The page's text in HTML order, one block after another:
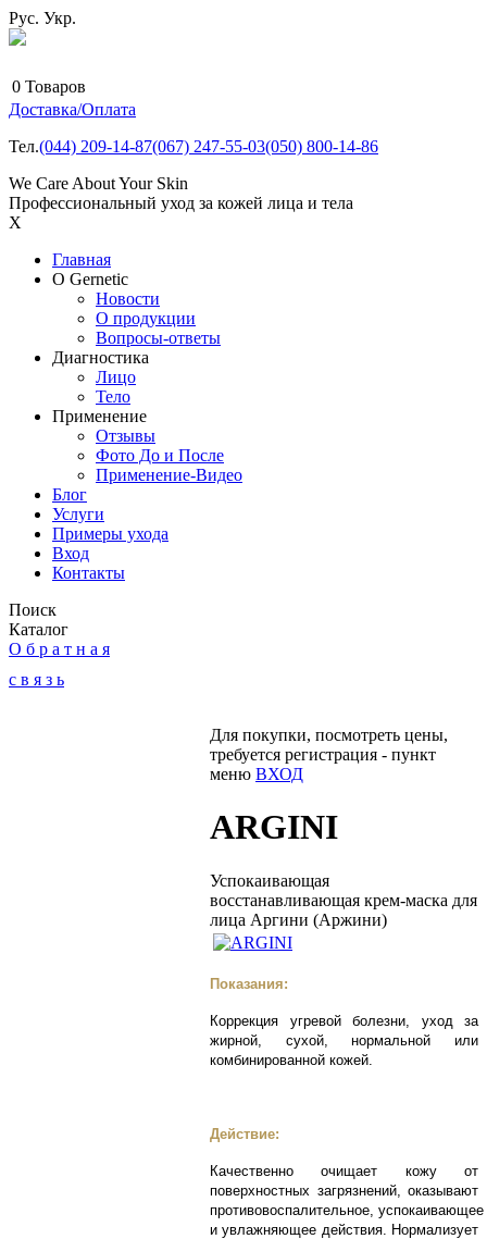
Рус. Укр.
0 Товаров
Доставка/Оплата
Тел.(044) 209-14-87(067) 247-55-03(050) 800-14-86
We Care About Your Skin
Профессиональный уход за кожей лица и тела
X
Главная
О Gernetic
Новости
О продукции
Вопросы-ответы
Диагностика
Лицо
Тело
Применение
Отзывы
Фото До и После
Применение-Видео
Блог
Услуги
Примеры ухода
Вход
Контакты
Поиск
Каталог
О б р а т н а я
с в я з ь
Для покупки, посмотреть цены,
требуется регистрация - пункт
меню ВХОД
ARGINI
Успокаивающая
восстанавливающая крем-маска для
лица Аргини (Аржини)
Показания:
Коррекция угревой болезни, уход за
жирной, сухой, нормальной или
комбинированной кожей.
Действие:
Качественно очищает кожу от
поверхностных загрязнений, оказывают
противовоспалительное, успокаивающее
и увлажняющее действия. Нормализует